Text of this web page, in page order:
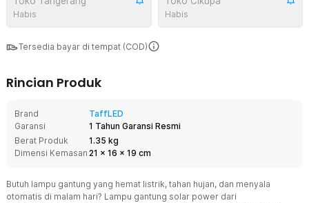
Habis Habis
Tersedia bayar di tempat (COD)
Rincian Produk
Brand
TaffLED
Garansi
1 Tahun Garansi Resmi
Berat Produk
1.35 kg
Dimensi Kemasan 21 x 16 x 19 cm
Butuh lampu gantung yang hemat listrik, tahan hujan, dan menyala
otomatis di malam hari? Lampu gantung solar power dari